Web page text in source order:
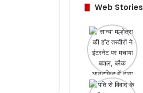
Web Stories